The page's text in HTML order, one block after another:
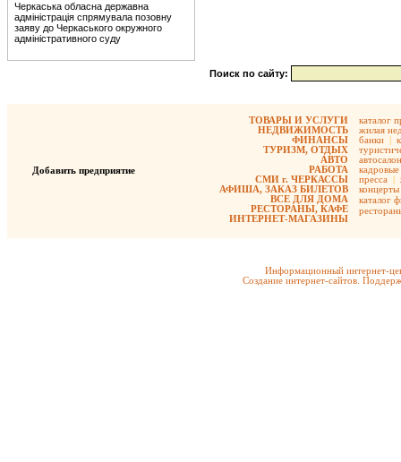
Черкаська обласна державна
адміністрація спрямувала позовну
заяву до Черкаського окружного
адміністративного суду
Поиск по сайту:
Добавить предприятие
ТОВАРЫ И УСЛУГИ
НЕДВИЖИМОСТЬ
ФИНАНСЫ
ТУРИЗМ, ОТДЫХ
АВТО
РАБОТА
СМИ г. ЧЕРКАССЫ
АФИША, ЗАКАЗ БИЛЕТОВ
ВСЕ ДЛЯ ДОМА
РЕСТОРАНЫ, КАФЕ
ИНТЕРНЕТ-МАГАЗИНЫ
каталог
жилая
банки |
кадровые
пресса |
концерты
каталог
Информационный интернет-
Создание интернет-сайтов.